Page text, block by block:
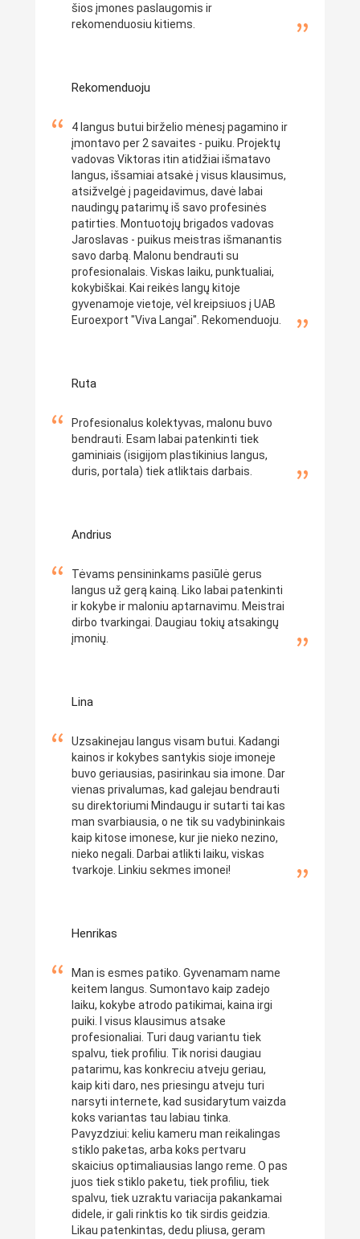
šios įmones paslaugomis ir
rekomenduosiu kitiems.
Rekomenduoju
4 langus butui birželio mėnesį pagamino ir
įmontavo per 2 savaites - puiku. Projektų
vadovas Viktoras itin atidžiai išmatavo
langus, išsamiai atsakė į visus klausimus,
atsižvelgė į pageidavimus, davė labai
naudingų patarimų iš savo profesinės
patirties. Montuotojų brigados vadovas
Jaroslavas - puikus meistras išmanantis
savo darbą. Malonu bendrauti su
profesionalais. Viskas laiku, punktualiai,
kokybiškai. Kai reikės langų kitoje
gyvenamoje vietoje, vėl kreipsiuos į UAB
Euroexport "Viva Langai". Rekomenduoju.
Ruta
Profesionalus kolektyvas, malonu buvo
bendrauti. Esam labai patenkinti tiek
gaminiais (isigijom plastikinius langus,
duris, portala) tiek atliktais darbais.
Andrius
Tėvams pensininkams pasiūlė gerus
langus už gerą kainą. Liko labai patenkinti
ir kokybe ir maloniu aptarnavimu. Meistrai
dirbo tvarkingai. Daugiau tokių atsakingų
įmonių.
Lina
Uzsakinejau langus visam butui. Kadangi
kainos ir kokybes santykis sioje imoneje
buvo geriausias, pasirinkau sia imone. Dar
vienas privalumas, kad galejau bendrauti
su direktoriumi Mindaugu ir sutarti tai kas
man svarbiausia, o ne tik su vadybininkais
kaip kitose imonese, kur jie nieko nezino,
nieko negali. Darbai atlikti laiku, viskas
tvarkoje. Linkiu sekmes imonei!
Henrikas
Man is esmes patiko. Gyvenamam name
keitem langus. Sumontavo kaip zadejo
laiku, kokybe atrodo patikimai, kaina irgi
puiki. I visus klausimus atsake
profesionaliai. Turi daug variantu tiek
spalvu, tiek profiliu. Tik norisi daugiau
patarimu, kas konkreciu atveju geriau,
kaip kiti daro, nes priesingu atveju turi
narsyti internete, kad susidarytum vaizda
koks variantas tau labiau tinka.
Pavyzdziui: keliu kameru man reikalingas
stiklo paketas, arba koks pertvaru
skaicius optimaliausias lango reme. O pas
juos tiek stiklo paketu, tiek profiliu, tiek
spalvu, tiek uzraktu variacija pakankamai
didele, ir gali rinktis ko tik sirdis geidzia.
Likau patenkintas, dedu pliusa, geram